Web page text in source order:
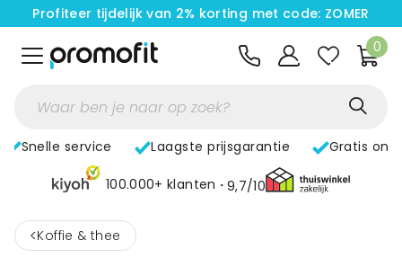
Profiteer tijdelijk van 2% korting met code: ZOMER
0
Snelle service Laagste prijsgarantie Gratis
100.000+ klanten 9,7/10
< Koffie & thee